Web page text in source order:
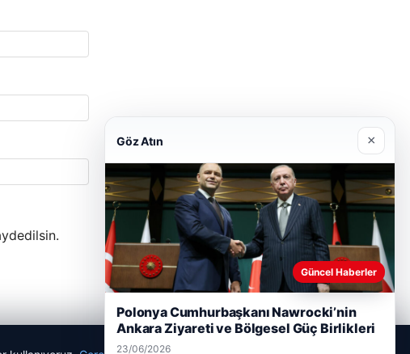
Göz Atın ×
Güncel Haberler
Polonya Cumhurbaşkanı Nawrocki’nin
Ankara Ziyareti ve Bölgesel Güç Birlikleri
23/06/2026